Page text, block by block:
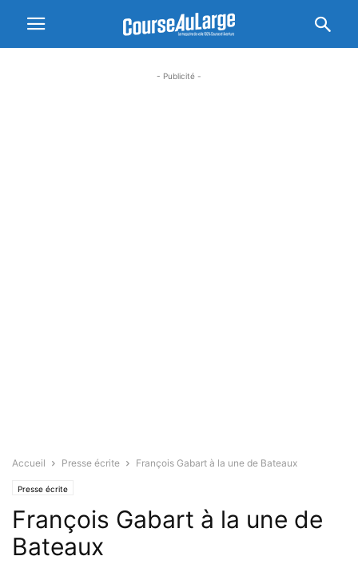
- Publicité -
Accueil Presse écrite François Gabart à la une de Bateaux
Presse écrite
François Gabart à la une de
Bateaux